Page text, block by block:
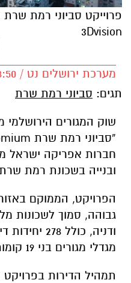
פרוייקט סביוני רמת
3Dvision
מערכת ירושלים נט / 08:50 26.05.26
תגים: סביוני רמת שרת
שוק המגורים
“סביוני רמת שרת Premium”
חברות אפריקה ישראל
ובנייה בשכונת רמת שרת
הפרויקט, הממוקם
גבוהה, סמוך לשכונות
ודניה, כולל
מגדלי מגורים בני 19 קומות ובניין מרקמי בן 7 קומות.